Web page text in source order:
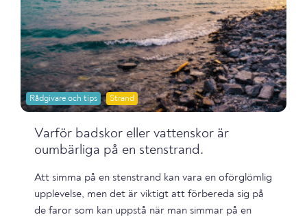
Rådgivare och tips Strand
Varför badskor eller vattenskor är
oumbärliga på en stenstrand.
Att simma på en stenstrand kan vara en oförglömlig
upplevelse, men det är viktigt att förbereda sig på
de faror som kan uppstå när man simmar på en